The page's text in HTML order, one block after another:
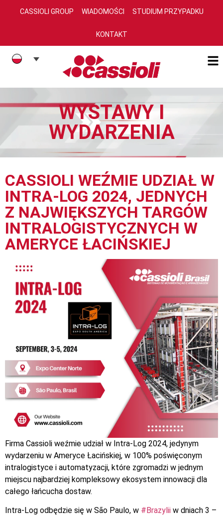
CASSIOLI GROUP WIADOMOŚCI STUDIUM PRZYPADKU
KONTAKT
WYSTAWY I
WYDARZENIA
CASSIOLI WEŹMIE UDZIAŁ W
INTRA-LOG 2024, JEDNYCH
Z NAJWIĘKSZYCH TARGÓW
INTRALOGISTYCZNYCH W
AMERYCE ŁACIŃSKIEJ
Firma Cassioli weźmie udział w Intra-Log 2024, jedynym
wydarzeniu w Ameryce Łacińskiej, w 100% poświęconym
intralogistyce i automatyzacji, które zgromadzi w jednym
miejscu najbardziej kompleksowy ekosystem innowacji dla
całego łańcucha dostaw.
Intra-Log odbędzie się w São Paulo, w #Brazylii w dniach 3 –